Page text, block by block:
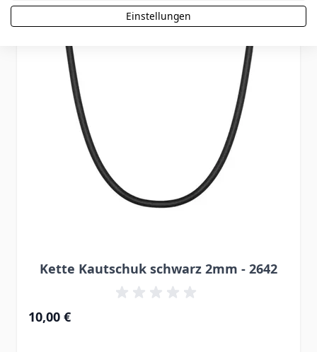
Kette Kautschuk schwarz 2mm - 2642
10,00 €
Einstellungen